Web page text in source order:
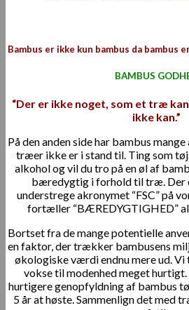
Bambus er ikke kun bambus da bambus
BAMBUS
“Der er ikke noget, som et træ
ikke kan.”
På den anden side har bambus
træer ikke er i stand til. Ting som
alkohol og vil du tro på en øl af
bæredygtig i forhold til træ. Der
understrege akronymet “FSC” på
fortæller “BÆREDYGTIGHED”
Bortset fra de mange potentielle
en faktor, der trækker bambusens
økologiske værdi endnu mere ud. Vi
vokse til modenhed meget
hurtigere genopfyldning af bambus
5 år at høste. Sammenlign det med